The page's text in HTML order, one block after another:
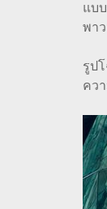
แบ
พา
รูป
คว